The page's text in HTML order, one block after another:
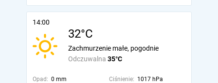
14:00
32°C
Odczuwalna 35°C
Zachmurzenie małe, pogodnie
Opad: 0 mm Ciśnienie: 1017 hPa